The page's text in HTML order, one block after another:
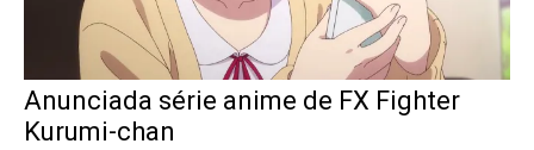
Anunciada série anime de FX Fighter
Kurumi-chan